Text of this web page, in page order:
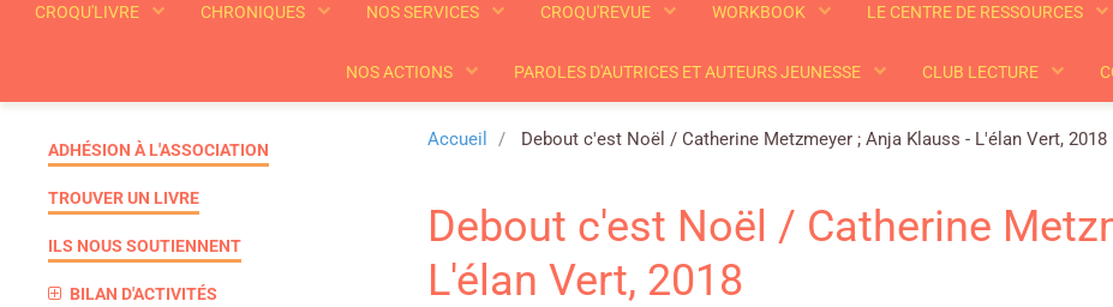
CROQU'LIVRE CHRONIQUES NOS SERVICES CROQU'REVUE WORKBOOK LE CENTRE DE RESSOURCES
NOS ACTIONS PAROLES D'AUTRICES ET AUTEURS JEUNESSE CLUB LECTURE
Accueil Debout c'est Noël / Catherine Metzmeyer ; Anja Klauss - L'élan Vert, 2018
Debout c'est Noël / Catherine
L'élan Vert, 2018
ADHÉSION À L'ASSOCIATION
TROUVER UN LIVRE
ILS NOUS SOUTIENNENT
BILAN D'ACTIVITÉS